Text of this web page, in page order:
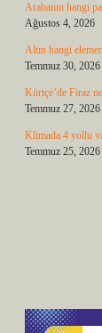
Arabanın hangi
Ağustos 4, 2026
Altın hangi
Temmuz 30, 2026
Kürtçe’de Firaz
Temmuz 27, 2026
Klimada 4 yollu
Temmuz 25, 2026